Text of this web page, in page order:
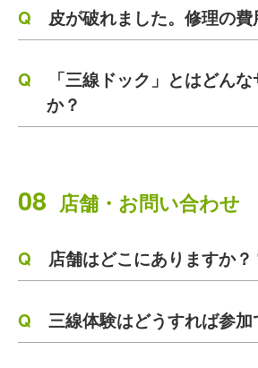
皮が破れました。修理の費
「三線ドック」とはどん
か？
08 店舗・お問い合わせ
店舗はどこにありますか？
三線体験はどうすれば参加